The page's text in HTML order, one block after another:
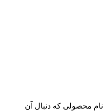
نام محصولی که دنبال آن